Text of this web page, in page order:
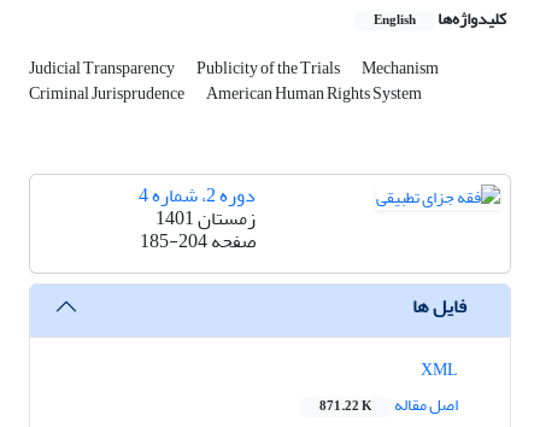
کلیدواژه‌ها English
Judicial Transparency Publicity of the Trials Mechanism
Criminal Jurisprudence American Human Rights System
دوره 2، شماره 4
زمستان 1401
صفحه185-204
فایل ها
اصل مقاله
871.22 K